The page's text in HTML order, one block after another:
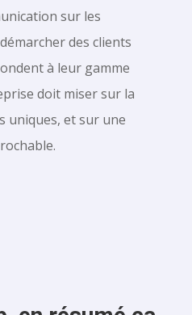
sur les
des clients
à leur gamme
doit miser sur la
uniques, et sur une